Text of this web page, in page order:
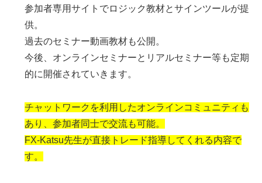
参加者専用サイトでロジック教材とサインツールが提
供。
過去のセミナー動画教材も公開。
今後、オンラインセミナーとリアルセミナー等も定期
的に開催されていきます。
チャットワークを利用したオンラインコミュニティも
あり、参加者同士で交流も可能。
FX-Katsu先生が直接トレード指導してくれる内容で
す。